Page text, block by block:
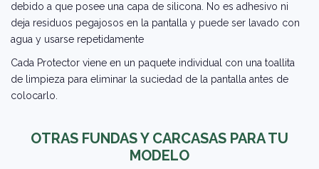
debido a que posee una capa de silicona. No es adhesivo ni
deja residuos pegajosos en la pantalla y puede ser lavado con
agua y usarse repetidamente
Cada Protector viene en un paquete individual con una toallita
de limpieza para eliminar la suciedad de la pantalla antes de
colocarlo.
OTRAS FUNDAS Y CARCASAS PARA TU
MODELO